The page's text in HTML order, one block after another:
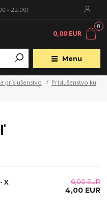
Menu
- 22.00)
0
0,00 EUR
príslušenstvo
Príslušenstvo ku
X
6,00 EUR
4,00 EUR